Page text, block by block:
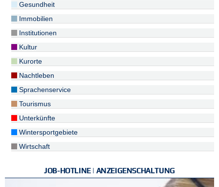
Gesundheit
Immobilien
Institutionen
Kultur
Kurorte
Nachtleben
Sprachenservice
Tourismus
Unterkünfte
Wintersportgebiete
Wirtschaft
JOB-HOTLINE | ANZEIGENSCHALTUNG